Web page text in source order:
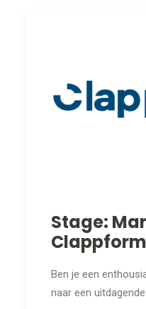
Stage:
Clappform
Ben je een
naar een